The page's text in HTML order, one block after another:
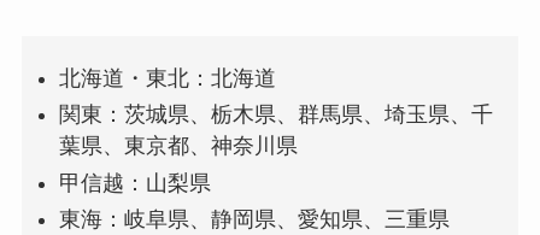
北海道・東北：北海道
関東：茨城県、栃木県、群馬県、埼玉県、千
葉県、東京都、神奈川県
甲信越：山梨県
東海：岐阜県、静岡県、愛知県、三重県